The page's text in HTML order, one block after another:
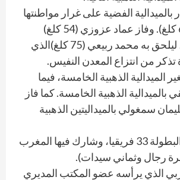
الفضية على غرار مواطنتها
أميمة بلحبيب (66 كلغ). وفاز عماد عزوزي (54 كلغ)
بالميدالية الذهبية، ليلحق به محمد ربيعي (75 كلغ)الذي
من انتزاع المعدن النفيس.
الميدالية الذهبية الخامسة، فيما
الذهبية الخامسة. كما فاز
سمغولي بالميداليتين الذهبية
وتنافس في هذه البطولة 33 فريقيا، وشارك فيها المغرب
الذي يرأسه عضو المكتب المديري